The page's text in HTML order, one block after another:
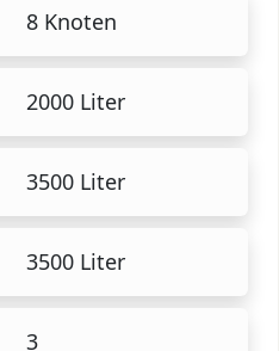
8 Knoten
2000 Liter
3500 Liter
3500 Liter
3